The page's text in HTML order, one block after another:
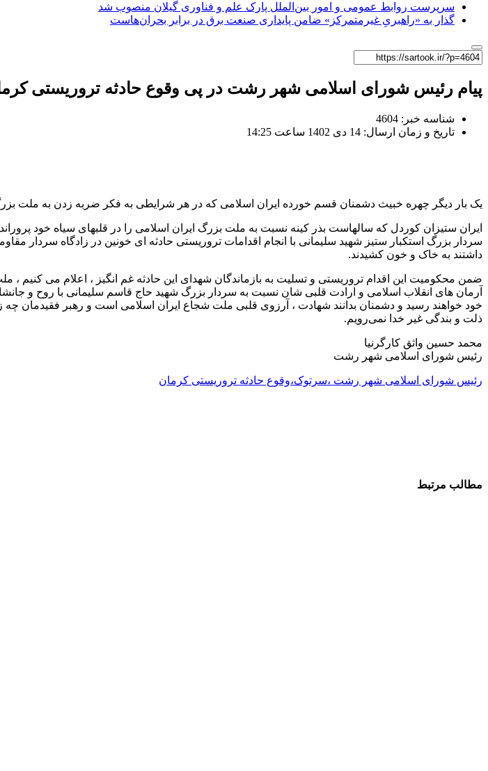
سرپرست روابط عمومی و امور بین‌الملل پارک علم و فناوری گیلان منصوب شد
گذار به «راهبریِ غیرمتمرکز» ضامن پایداری صنعت برق در برابر بحران‌هاست
پیام رئیس شورای اسلامی شهر رشت در پی وقوع حادثه تروریستی
شناسه خبر: 4604
تاریخ و زمان ارسال: 14 دی 1402 ساعت 14:25
یک بار دیگر چهره خبیث دشمنان قسم خورده ایران اسلامی که در هر شرایطی به فکر ضربه زدن به ملت
ایران ستیزان کوردل که سالهاست بذر کینه نسبت به ملت بزرگ ایران اسلامی را در قلبهای سیاه خود
سردار بزرگ استکبار ستیز شهید سلیمانی با انجام اقدامات تروریستی حادثه ای خونین در زادگاه سردار
داشتند به خاک و خون کشیدند.
ضمن محکومیت این اقدام تروریستی و تسلیت به بازماندگان شهدای این حادثه غم انگیز ، اعلام می کنیم
آرمان های انقلاب اسلامی و ارادت قلبی شان نسبت به سردار بزرگ شهید حاج قاسم سلیمانی با روح و
خود خواهند رسید و دشمنان بدانند شهادت ، آرزوی قلبی ملت شجاع ایران اسلامی است و رهبر فقیدمان چه
ذلت و بندگی غیر خدا نمی‌رویم.
محمد حسین واثق کارگرنیا
رئیس شورای اسلامی شهر رشت
رئیس شورای اسلامی شهر رشت ،سرتوک،وقوع حادثه تروریستی کرمان
مطالب مرتبط